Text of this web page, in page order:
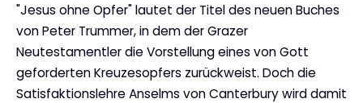
"Jesus ohne Opfer" lautet der Titel des neuen Buches
von Peter Trummer, in dem der Grazer
Neutestamentler die Vorstellung eines von Gott
geforderten Kreuzesopfers zurückweist. Doch die
Satisfaktionslehre Anselms von Canterbury wird damit